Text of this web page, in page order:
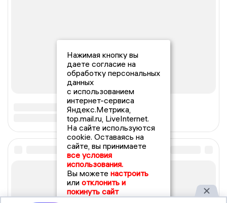
Нажимая кнопку вы
даете согласие на
обработку персональных
данных
с использованием
интернет-сервиса
Яндекс.Метрика,
top.mail.ru, LiveInternet.
На сайте используются
cookie. Оставаясь на
сайте, вы принимаете
все условия
использования.
Вы можете настроить
или отклонить и
покинуть сайт